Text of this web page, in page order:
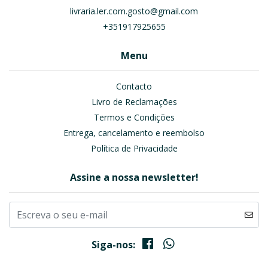
livraria.ler.com.gosto@gmail.com
+351917925655
Menu
Contacto
Livro de Reclamações
Termos e Condições
Entrega, cancelamento e reembolso
Política de Privacidade
Assine a nossa newsletter!
Siga-nos: